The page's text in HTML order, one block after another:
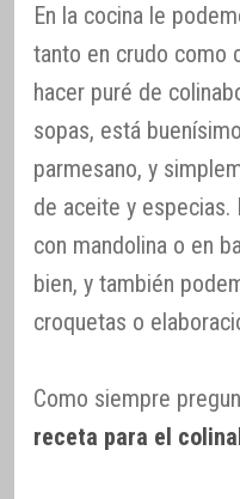
En la cocina le
tanto en crudo como
hacer puré de
sopas, está buenísimo
parmesano, y
de aceite y especias.
con mandolina o en
bien, y también
croquetas o
Como siempre
receta para el